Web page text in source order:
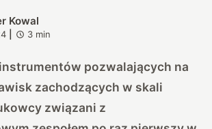
Kowal
3 min
pozwalających na
zachodzących w skali
związani z